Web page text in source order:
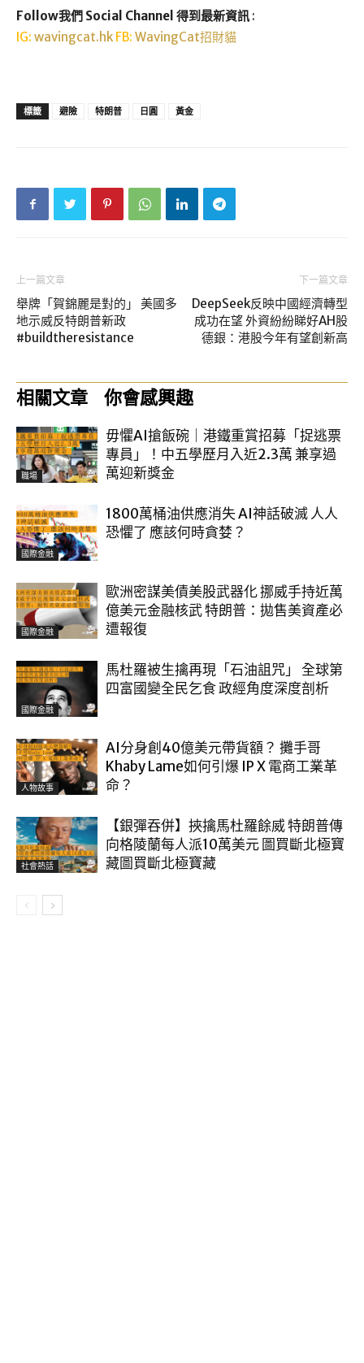
Follow我們 Social Channel 得到最新資訊 :
IG: wavingcat.hk FB: WavingCat招財貓
標籤 避險 特朗普 日圓 黃金
上一篇文章
舉牌「賀錦麗是對的」 美國多
地示威反特朗普新政
#buildtheresistance
下一篇文章
DeepSeek反映中國經濟轉型
成功在望 外資紛紛睇好AH股
德銀：港股今年有望創新高
相關文章 你會感興趣
職場
毋懼AI搶飯碗｜港鐵重賞招募「捉逃票
專員」！中五學歷月入近2.3萬 兼享過
萬迎新獎金
國際金融
1800萬桶油供應消失 AI神話破滅 人人
恐懼了 應該何時貪婪？
國際金融
歐洲密謀美債美股武器化 挪威手持近萬
億美元金融核武 特朗普：拋售美資產必
遭報復
國際金融
馬杜羅被生擒再現「石油詛咒」 全球第
四富國變全民乞食 政經角度深度剖析
人物故事
AI分身創40億美元帶貨額？ 攤手哥
Khaby Lame如何引爆 IP X 電商工業革
命？
社會熱話
【銀彈吞併】挾擒馬杜羅餘威 特朗普傳
向格陵蘭每人派10萬美元 圖買斷北極寶
藏圖買斷北極寶藏